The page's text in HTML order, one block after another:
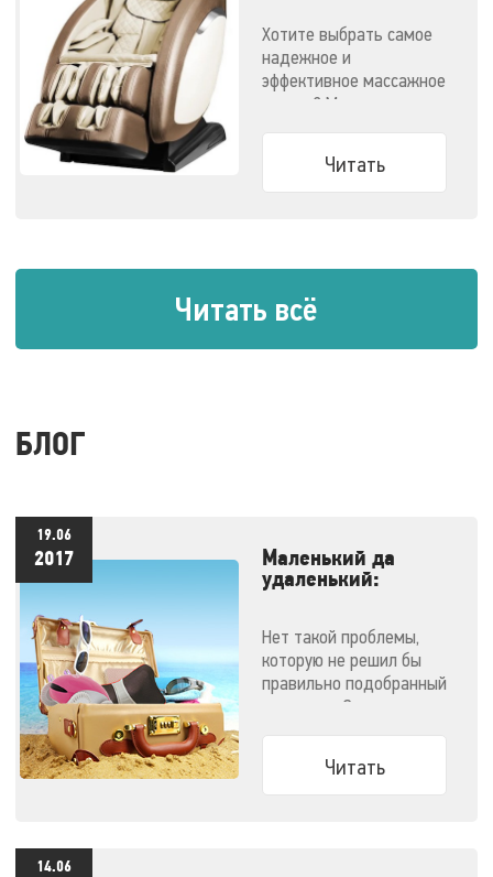
Хотите выбрать самое
надежное и
эффективное массажное
кресло? Мы
Читать
Читать всё
БЛОГ
19.06
2017
Маленький да
удаленький:
отпуске
Нет такой проблемы,
которую не решил бы
правильно подобранный
массажер. Эти
ручную кладь и не
дадут испортить
Читать
14.06